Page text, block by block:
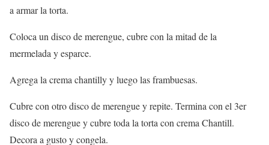
a armar la torta.
Coloca un disco de merengue, cubre con la mitad de la
mermelada y esparce.
Agrega la crema chantilly y luego las frambuesas.
Cubre con otro disco de merengue y repite. Termina con el 3er
disco de merengue y cubre toda la torta con crema Chantill.
Decora a gusto y congela.